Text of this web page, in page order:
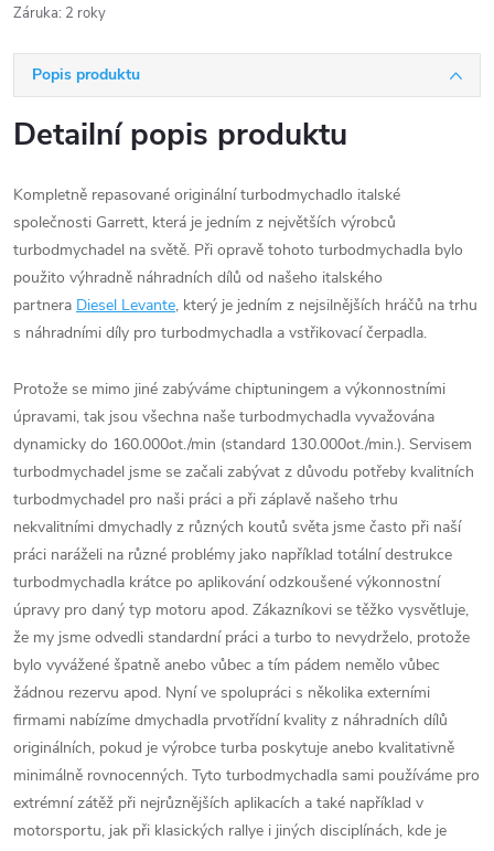
Záruka: 2 roky
Popis produktu
Detailní popis produktu
Kompletně repasované originální turbodmychadlo italské
společnosti Garrett, která je jedním z největších výrobců
turbodmychadel na světě. Při opravě tohoto turbodmychadla bylo
použito výhradně náhradních dílů od našeho italského
partnera Diesel Levante, který je jedním z nejsilnějších hráčů na trhu
s náhradními díly pro turbodmychadla a vstřikovací čerpadla.
Protože se mimo jiné zabýváme chiptuningem a výkonnostními
úpravami, tak jsou všechna naše turbodmychadla vyvažována
dynamicky do 160.000ot./min (standard 130.000ot./min.). Servisem
turbodmychadel jsme se začali zabývat z důvodu potřeby kvalitních
turbodmychadel pro naši práci a při záplavě našeho trhu
nekvalitními dmychadly z různých koutů světa jsme často při naší
práci naráželi na různé problémy jako například totální destrukce
turbodmychadla krátce po aplikování odzkoušené výkonnostní
úpravy pro daný typ motoru apod. Zákazníkovi se těžko vysvětluje,
že my jsme odvedli standardní práci a turbo to nevydrželo, protože
bylo vyvážené špatně anebo vůbec a tím pádem nemělo vůbec
žádnou rezervu apod. Nyní ve spolupráci s několika externími
firmami nabízíme dmychadla prvotřídní kvality z náhradních dílů
originálních, pokud je výrobce turba poskytuje anebo kvalitativně
minimálně rovnocenných. Tyto turbodmychadla sami používáme pro
extrémní zátěž při nejrůznějších aplikacích a také například v
motorsportu, jak při klasických rallye i jiných disciplínách, kde je